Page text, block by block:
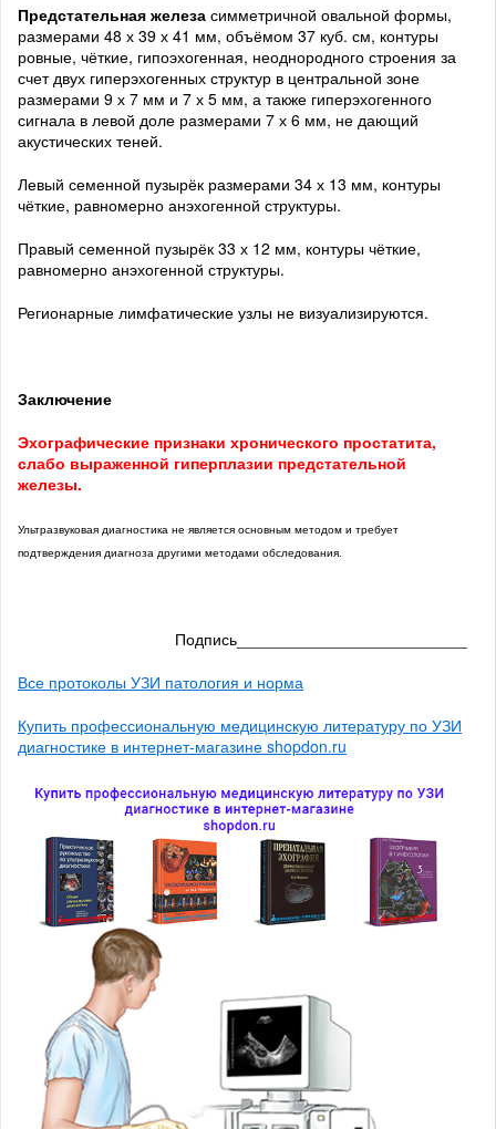
Предстательная железа симметричной овальной формы,
размерами 48 х 39 х 41 мм, объёмом 37 куб. см, контуры
ровные, чёткие, гипоэхогенная, неоднородного строения за
счет двух гиперэхогенных структур в центральной зоне
размерами 9 х 7 мм и 7 х 5 мм, а также гиперэхогенного
сигнала в левой доле размерами 7 х 6 мм, не дающий
акустических теней.
Левый семенной пузырёк размерами 34 х 13 мм, контуры
чёткие, равномерно анэхогенной структуры.
Правый семенной пузырёк 33 х 12 мм, контуры чёткие,
равномерно анэхогенной структуры.
Регионарные лимфатические узлы не визуализируются.
Заключение
Эхографические признаки хронического простатита,
слабо выраженной гиперплазии предстательной
железы.
Ультразвуковая диагностика не является основным методом и требует
подтверждения диагноза другими методами обследования.
Подпись__________________________
Все протоколы УЗИ патология и норма
Купить профессиональную медицинскую литературу по УЗИ
диагностике в интернет-магазине shopdon.ru